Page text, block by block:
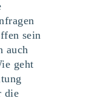
sein
auch
geht
die